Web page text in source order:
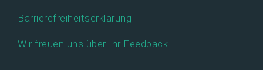
Barrierefreiheitserklärung
Wir freuen uns über Ihr Feedback